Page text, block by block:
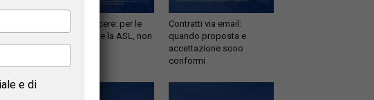
Sanità in carcere: per le
cure risponde la ASL, non
il Ministero
Contratti via email:
quando proposta e
accettazione sono
conformi
e di